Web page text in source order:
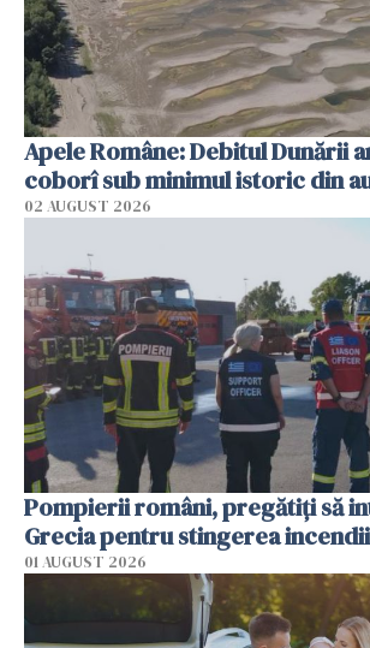
Apele Române: Debitul Dunării
coborî sub minimul istoric din
02 AUGUST 2026
Pompierii români, pregătiţi să
Grecia pentru stingerea
01 AUGUST 2026